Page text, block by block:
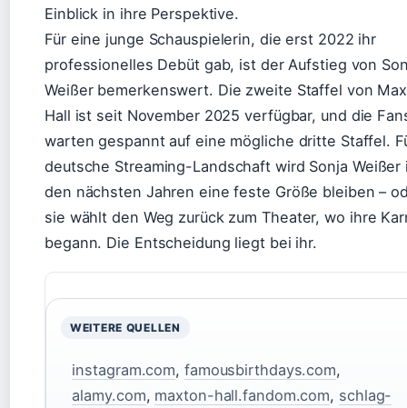
Einblick in ihre Perspektive.
Für eine junge Schauspielerin, die erst 2022 ihr
professionelles Debüt gab, ist der Aufstieg von
Weißer bemerkenswert. Die zweite Staffel von
Hall ist seit November 2025 verfügbar, und die
warten gespannt auf eine mögliche dritte Staffel.
deutsche Streaming-Landschaft wird Sonja Weißer
den nächsten Jahren eine feste Größe bleiben –
sie wählt den Weg zurück zum Theater, wo ihre
begann. Die Entscheidung liegt bei ihr.
WEITERE QUELLEN
instagram.com, famousbirthdays.com,
alamy.com, maxton-hall.fandom.com, schlag-